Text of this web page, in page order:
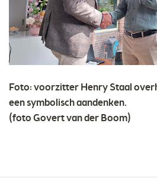
Foto: voorzitter Henry Staal
een symbolisch aandenken.
(foto Govert van der Boom)